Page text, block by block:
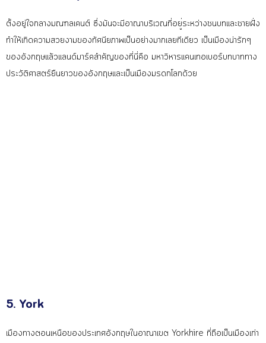
ตั้งอยู่ใจกลางมณฑลเคนต์ ซึ่งมันจะมีอาณาบริเวณที่อยู่ระหว่างชนบทและชายฝั่ง
ทำให้เกิดความสวยงามของทัศนียภาพเป็นอย่างมากเลยทีเดียว เป็นเมืองน่ารักๆ
ของอังกฤษแล้วแลนด์มาร์คสำคัญของที่นี่คือ มหาวิหารแคนเทอเบอร์บทบาททาง
ประวัติศาสตร์ยืนยาวของอังกฤษและเป็นเมืองมรดกโลกด้วย
5. York
เมืองทางตอนเหนือของประเทศอังกฤษในอาณาเขต Yorkhire ที่ถือเป็นเมืองเก่า